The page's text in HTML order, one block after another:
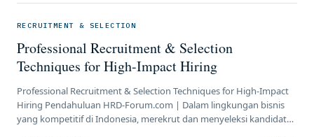
kerja baru, dengan 44% berencana eksplorasi dalam 12 bulan ke
[…]
RECRUITMENT & SELECTION
Professional Recruitment & Selection
Techniques for High-Impact Hiring
Professional Recruitment & Selection Techniques for High-Impact
Hiring Pendahuluan HRD-Forum.com | Dalam lingkungan bisnis
yang kompetitif di Indonesia, merekrut dan menyeleksi kandidat